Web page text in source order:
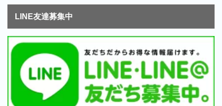
LINE友達募集中